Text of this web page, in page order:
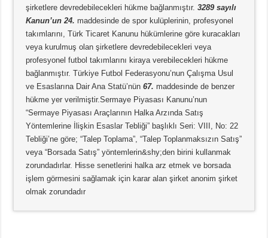
şirketlere devredebilecekleri hükme bağlanmıştır.3289 sayılı
Kanun’un 24. maddesinde de spor kulüplerinin, profesyonel
takımlarını, Türk Ticaret Kanunu hükümlerine göre kuracakları
veya kurulmuş olan şirketlere devredebilecekleri veya
profesyonel futbol takımlarını kiraya verebilecekleri hükme
bağlanmıştır. Türkiye Futbol Federasyonu’nun Çalışma Usul
ve Esaslarına Dair Ana Statü’nün67. maddesinde de benzer
hükme yer verilmiştir.Sermaye Piyasası Kanunu’nun
“Sermaye Piyasası Araçlarının Halka Arzında Satış
Yöntemlerine İlişkin Esaslar Tebliği” başlıklı Seri: VIII, No: 22
Tebliği’ne göre; “Talep Toplama”, “Talep Toplanmaksızın Satış”
veya “Borsada Satış” yöntemlerin&shy;den birini kullanmak
zorundadırlar. Hisse senetlerini halka arz etmek ve borsada
işlem görmesini sağlamak için karar alan şirket anonim şirket
olmak zorundadır